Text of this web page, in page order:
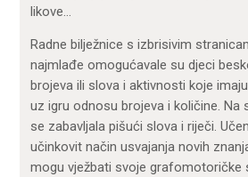
likove…
Radne bilježnice s izbrisivim
najmlađe omogućavale su djeci
brojeva ili slova i aktivnosti koje
uz igru odnosu brojeva i količine. Na
se zabavljala pišući slova i riječi.
učinkovit način usvajanja novih
mogu vježbati svoje grafomotoričke